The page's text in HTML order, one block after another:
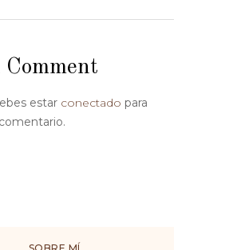
estar conectado para